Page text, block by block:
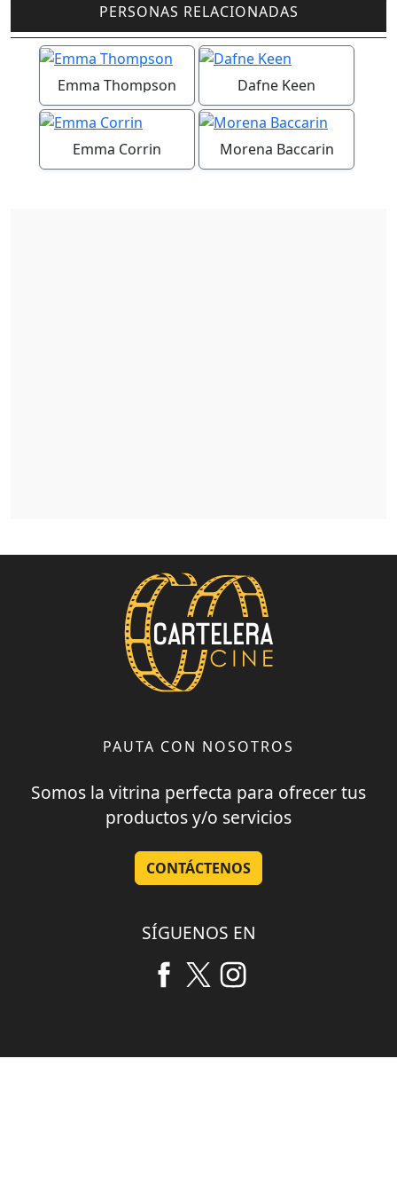
PERSONAS RELACIONADAS
Emma Thompson Dafne Keen
Emma Corrin Morena Baccarin
PAUTA CON NOSOTROS
Somos la vitrina perfecta para ofrecer tus
productos y/o servicios
CONTÁCTENOS
SÍGUENOS EN